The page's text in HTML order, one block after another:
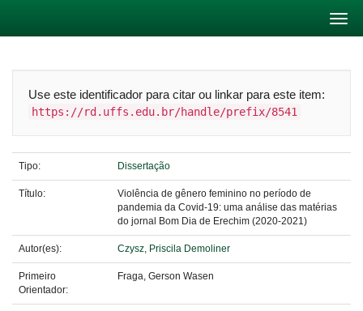
Use este identificador para citar ou linkar para este item:
https://rd.uffs.edu.br/handle/prefix/8541
Tipo: Dissertação
Título:
Violência de gênero feminino no período de
pandemia da Covid-19: uma análise das matérias
do jornal Bom Dia de Erechim (2020-2021)
Autor(es): Czysz, Priscila Demoliner
Primeiro
Orientador:
Fraga, Gerson Wasen